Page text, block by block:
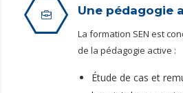
Une pédagogie
La formation SEN est
de la pédagogie active :
Étude de cas et